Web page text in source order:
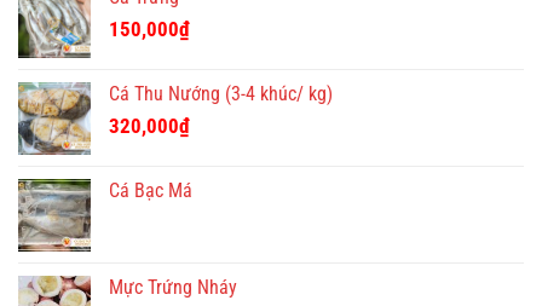
150,000₫
Cá Thu Nướng (3-4 khúc/ kg)
320,000₫
Cá Bạc Má
Mực Trứng Nháy